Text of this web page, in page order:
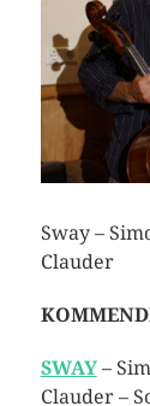
Sway –
Clauder
SWAY–
Clauder –